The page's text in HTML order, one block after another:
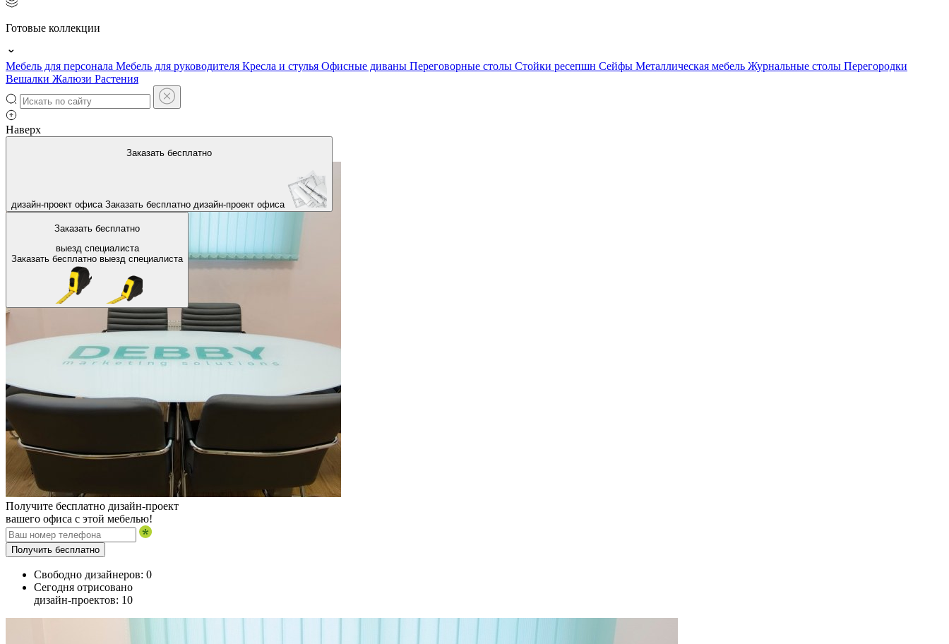
Готовые коллекции
Мебель для персонала Мебель для руководителя Кресла и стулья Офисные диваны Переговорные столы Стойки ресепшн Сейфы Металлическая мебель Журнальные столы Перегородки
Вешалки Жалюзи Растения
Наверх
Заказать бесплатно
дизайн-проект офиса Заказать бесплатно дизайн-проект офиса
Заказать бесплатно
выезд специалиста
Заказать бесплатно выезд специалиста
На главную
Получите бесплатно дизайн-проект
вашего офиса с этой мебелью!
Получить бесплатно
Свободно дизайнеров: 0
Сегодня отрисовано
дизайн-проектов: 10